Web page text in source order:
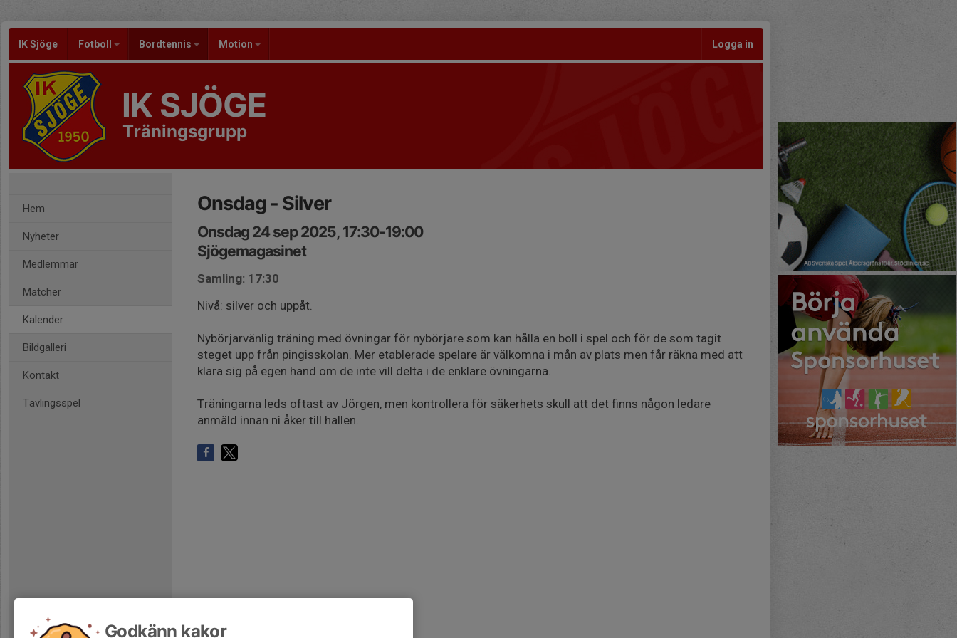
IK Sjöge Fotboll Bordtennis Motion Logga in
IK SJÖGE
Träningsgrupp
Hem
Nyheter
Medlemmar
Matcher
Kalender
Bildgalleri
Kontakt
Tävlingsspel
Onsdag - Silver
Onsdag 24 sep 2025, 17:30-19:00
Sjögemagasinet
Samling: 17:30
Nivå: silver och uppåt.
Nybörjarvänlig träning med övningar för nybörjare som kan hålla en boll i spel och för de som tagit
steget upp från pingisskolan. Mer etablerade spelare är välkomna i mån av plats men får räkna med att
klara sig på egen hand om de inte vill delta i de enklare övningarna.
Träningarna leds oftast av Jörgen, men kontrollera för säkerhets skull att det finns någon ledare
anmäld innan ni åker till hallen.
Godkänn kakor